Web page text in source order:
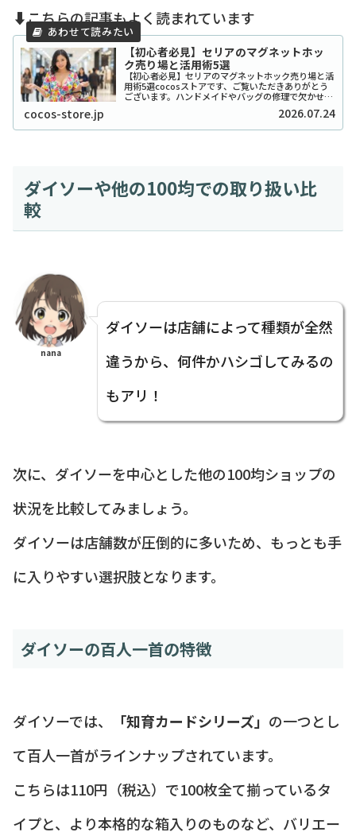
⬇️こちらの記事もよく読まれています
【初心者必見】セリアのマグネットホッ
ク売り場と活用術5選
【初心者必見】セリアのマグネットホック売り場と活
用術5選cocosストアです、ご覧いただきありがとう
ございます。ハンドメイドやバッグの修理で欠かせな
も「どこにあるの？」と迷ってしまう方が意外と...
cocos-store.jp 2026.07.24
ダイソーや他の100均での取り扱い比
較
nana
ダイソーは店舗によって種類が全然
違うから、何件かハシゴしてみるの
もアリ！
次に、ダイソーを中心とした他の100均ショップの
状況を比較してみましょう。
ダイソーは店舗数が圧倒的に多いため、もっとも手
に入りやすい選択肢となります。
ダイソーの百人一首の特徴
ダイソーでは、 「知育カードシリーズ」 の一つとし
て百人一首がラインナップされています。
こちらは110円（税込）で100枚全て揃っているタ
イプと、より本格的な箱入りのものなど、バリエー